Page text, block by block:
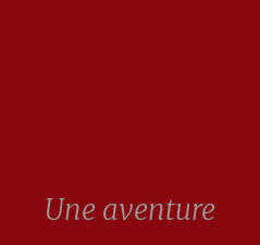
Une aventure